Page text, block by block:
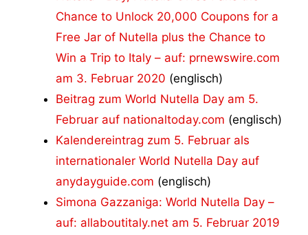
Chance to Unlock 20,000 Coupons for a
Free Jar of Nutella plus the Chance to
Win a Trip to Italy – auf: prnewswire.com
am 3. Februar 2020 (englisch)
Beitrag zum World Nutella Day am 5.
Februar auf nationaltoday.com (englisch)
Kalendereintrag zum 5. Februar als
internationaler World Nutella Day auf
anydayguide.com (englisch)
Simona Gazzaniga: World Nutella Day –
auf: allaboutitaly.net am 5. Februar 2019